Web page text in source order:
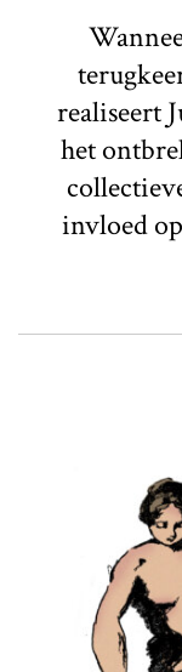
realiseert
het
invloed